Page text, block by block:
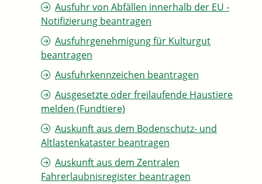
Ausfuhr von Abfällen innerhalb der EU -
Notifizierung beantragen
Ausfuhrgenehmigung für Kulturgut
beantragen
Ausfuhrkennzeichen beantragen
Ausgesetzte oder freilaufende Haustiere
melden (Fundtiere)
Auskunft aus dem Bodenschutz- und
Altlastenkataster beantragen
Auskunft aus dem Zentralen
Fahrerlaubnisregister beantragen